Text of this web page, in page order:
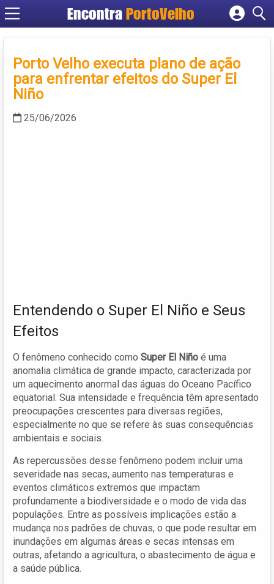
EncontraPortoVelho
Cadastrar empresa
Criar conta
Porto Velho executa plano de ação
para enfrentar efeitos do Super El
Niño
25/06/2026
Entendendo o Super El Niño e Seus
Efeitos
O fenômeno conhecido como Super El Niño é uma
anomalia climática de grande impacto, caracterizada por
um aquecimento anormal das águas do Oceano Pacífico
equatorial. Sua intensidade e frequência têm apresentado
preocupações crescentes para diversas regiões,
especialmente no que se refere às suas consequências
ambientais e sociais.
As repercussões desse fenômeno podem incluir uma
severidade nas secas, aumento nas temperaturas e
eventos climáticos extremos que impactam
profundamente a biodiversidade e o modo de vida das
populações. Entre as possíveis implicações estão a
mudança nos padrões de chuvas, o que pode resultar em
inundações em algumas áreas e secas intensas em
outras, afetando a agricultura, o abastecimento de água e
a saúde pública.